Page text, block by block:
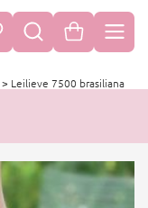
> Leilieve 7500 brasiliana